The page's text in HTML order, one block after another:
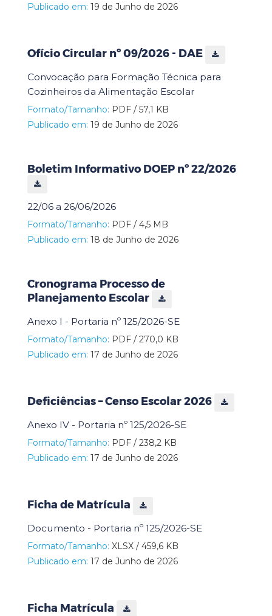
Publicado em: 19 de Junho de 2026
Ofício Circular nº 09/2026 - DAE
Convocação para Formação Técnica para
Cozinheiros da Alimentação Escolar
Formato/Tamanho: PDF / 57,1 KB
Publicado em: 19 de Junho de 2026
Boletim Informativo DOEP nº 22/2026
22/06 a 26/06/2026
Formato/Tamanho: PDF / 4,5 MB
Publicado em: 18 de Junho de 2026
Cronograma Processo de
Planejamento Escolar
Anexo I - Portaria nº 125/2026-SE
Formato/Tamanho: PDF / 270,0 KB
Publicado em: 17 de Junho de 2026
Deficiências – Censo Escolar 2026
Anexo IV - Portaria nº 125/2026-SE
Formato/Tamanho: PDF / 238,2 KB
Publicado em: 17 de Junho de 2026
Ficha de Matrícula
Documento - Portaria nº 125/2026-SE
Formato/Tamanho: XLSX / 459,6 KB
Publicado em: 17 de Junho de 2026
Ficha Matrícula